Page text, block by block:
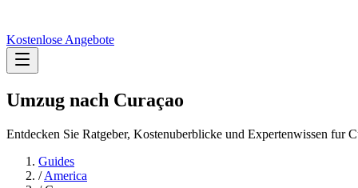
Kostenlose Angebote
Umzug nach Curaçao
Entdecken Sie Ratgeber, Kostenuberblicke und Expertenwissen fur
Guides
/America